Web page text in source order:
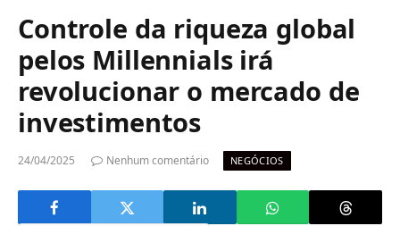
Controle da riqueza global
pelos Millennials irá
revolucionar o mercado de
investimentos
24/04/2025 Nenhum comentário NEGÓCIOS